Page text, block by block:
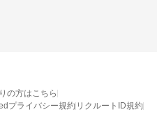
プログラムの詳細案内を
るようになります
の方はこちら
プライバシー規約 リクルートID規約